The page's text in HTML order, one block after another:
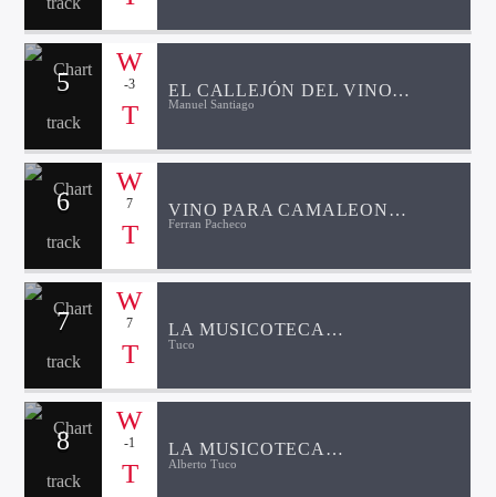
5 -3
EL CALLEJÓN DEL VINO
PROGRAMA 10 BODEGAS
Manuel Santiago
6 7
VINO PARA CAMALEONES
PROGRAMA 7
Ferran Pacheco
7 7
LA MUSICOTECA
PROGRAMA 16 ESPECIAL
Tuco
8 -1
LA MUSICOTECA
PROGRAMA 6 ESPECIAL
Alberto Tuco